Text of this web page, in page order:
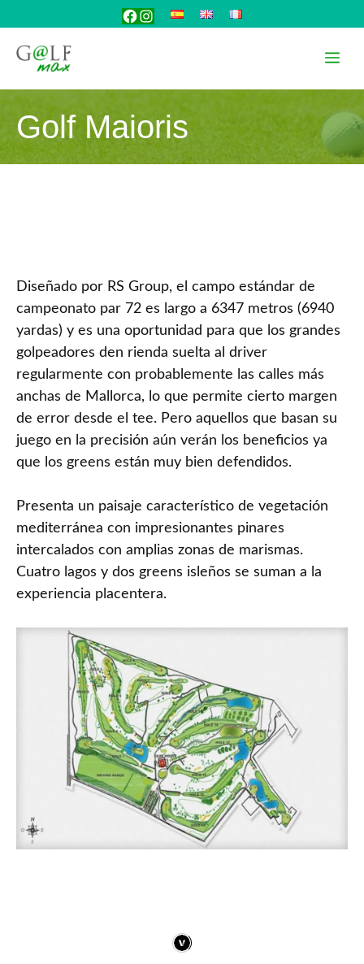
al
contenido
Facebook
Instagram
Golf Maioris
Diseñado por RS Group, el campo estándar de
campeonato par 72 es largo a 6347 metros (6940
yardas) y es una oportunidad para que los grandes
golpeadores den rienda suelta al driver
regularmente con probablemente las calles más
anchas de Mallorca, lo que permite cierto margen
de error desde el tee. Pero aquellos que basan su
juego en la precisión aún verán los beneficios ya
que los greens están muy bien defendidos.
Presenta un paisaje característico de vegetación
mediterránea con impresionantes pinares
intercalados con amplias zonas de marismas.
Cuatro lagos y dos greens isleños se suman a la
experiencia placentera.